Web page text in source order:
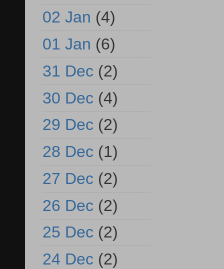
02 Jan (4)
01 Jan (6)
31 Dec (2)
30 Dec (4)
29 Dec (2)
28 Dec (1)
27 Dec (2)
26 Dec (2)
25 Dec (2)
24 Dec (2)